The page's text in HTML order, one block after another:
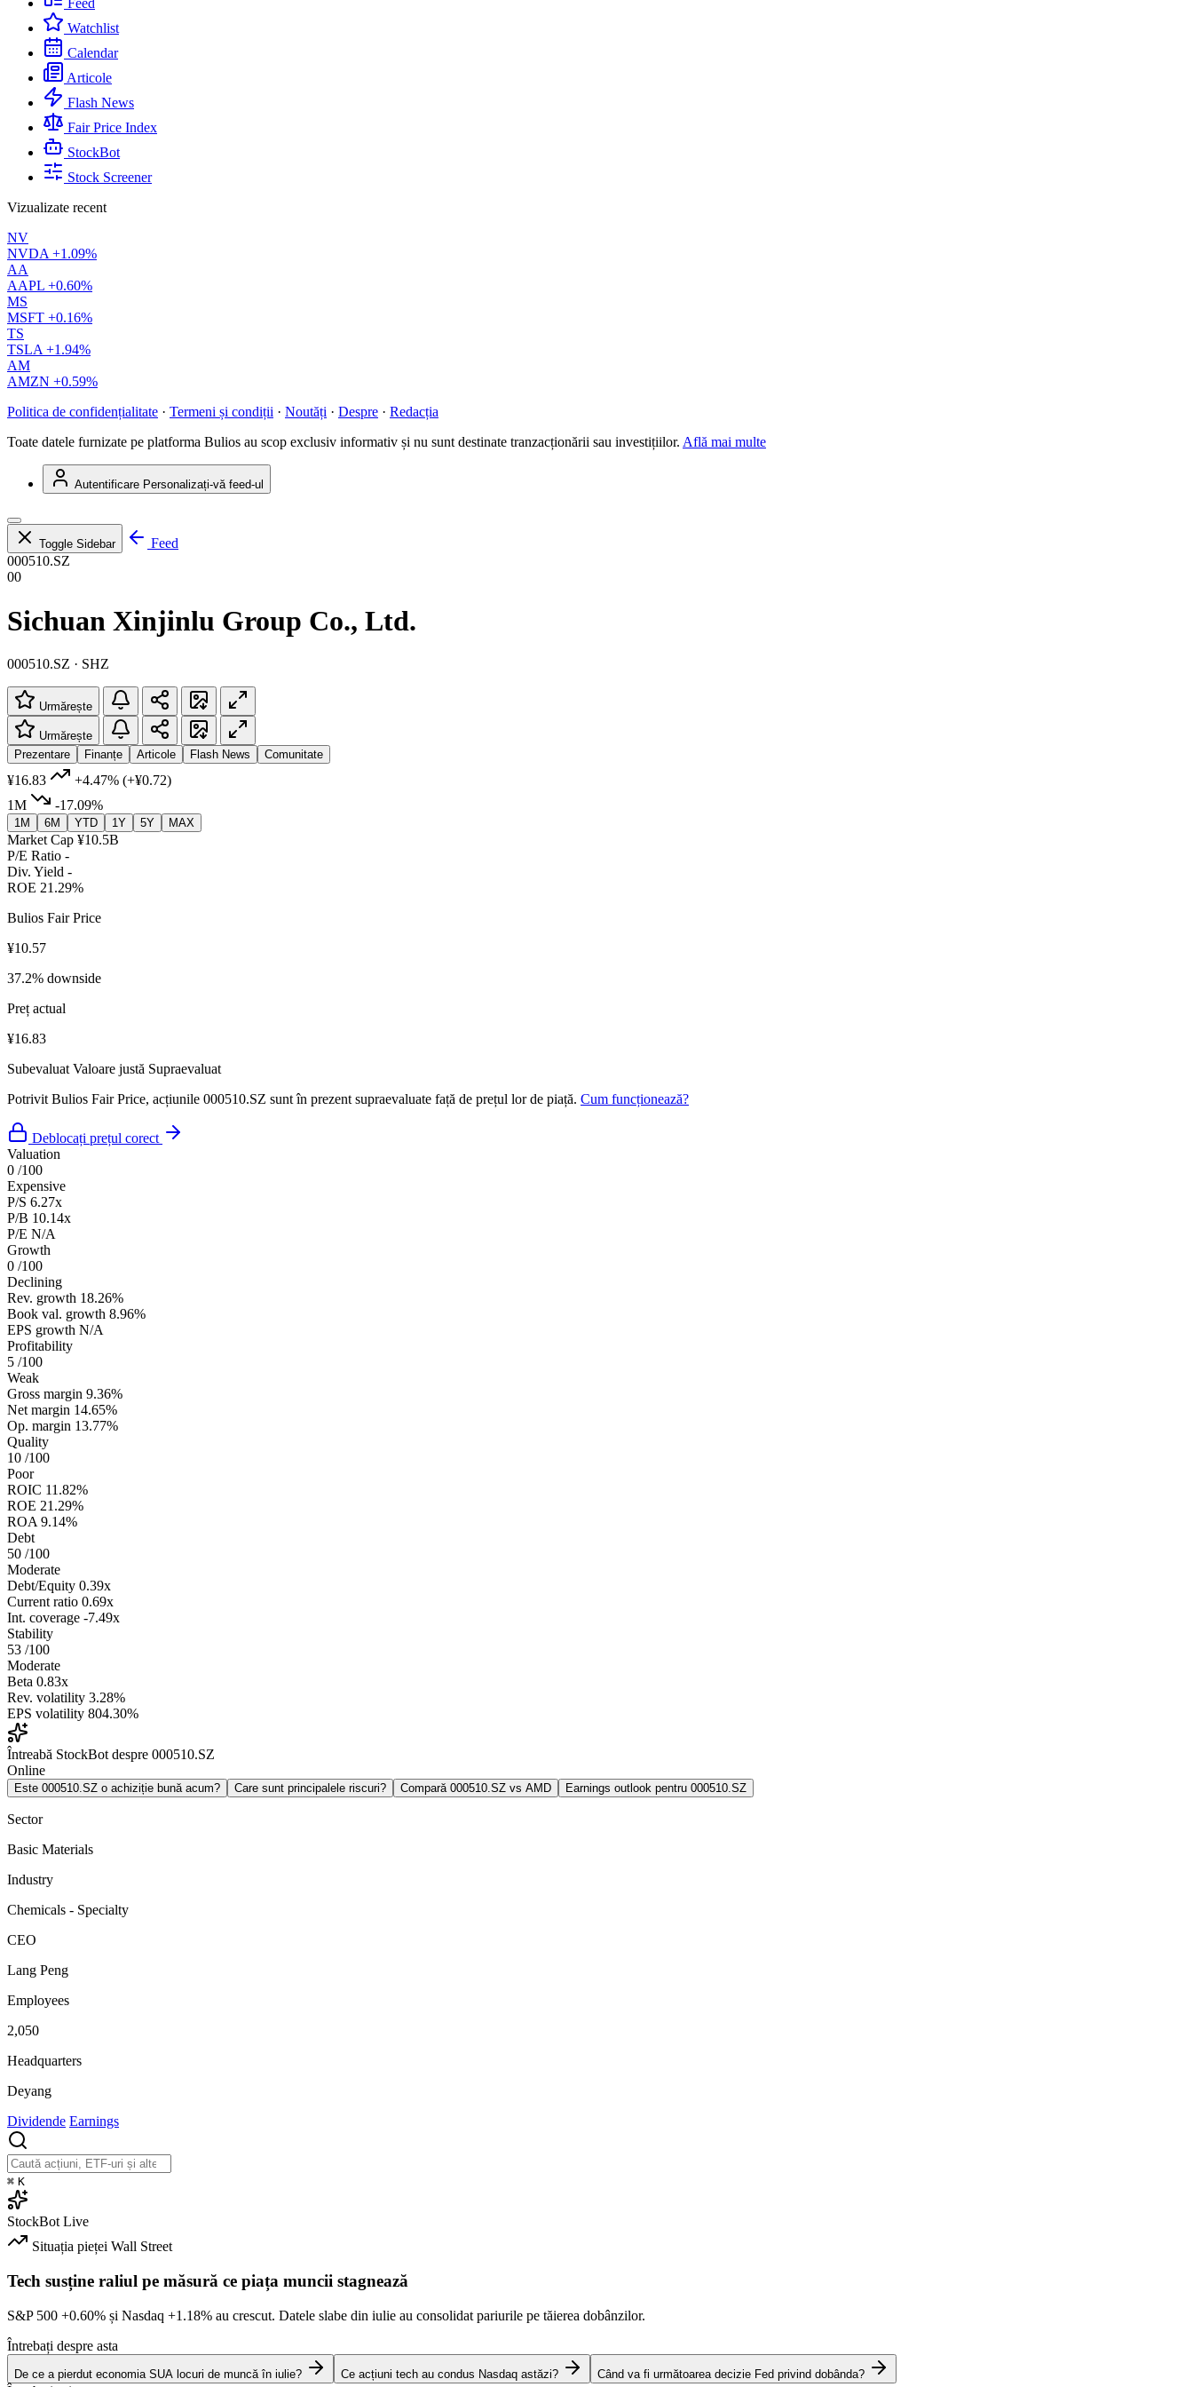
Feed
Watchlist
Calendar
Articole
Flash News
Fair Price Index
StockBot
Stock Screener
Vizualizate recent
NV
NVDA +1.09%
AA
AAPL +0.60%
MS
MSFT +0.16%
TS
TSLA +1.94%
AM
AMZN +0.59%
Politica de confidențialitate · Termeni și condiții · Noutăți · Despre · Redacția
Toate datele furnizate pe platforma Bulios au scop exclusiv informativ și nu sunt destinate tranzacționării sau investițiilor. Află mai multe
Autentificare Personalizați-vă feed-ul
Toggle Sidebar
Feed
000510.SZ
00
Sichuan Xinjinlu Group Co., Ltd.
000510.SZ · SHZ
Urmărește
Urmărește
Prezentare
Finanțe Articole Flash News Comunitate
¥16.83 +4.47% (+¥0.72)
1M
-17.09%
1M 6M YTD 1Y 5Y MAX
Market Cap ¥10.5B
P/E Ratio -
Div. Yield -
ROE 21.29%
Bulios Fair Price
¥10.57
37.2% downside
Preț actual
¥16.83
Subevaluat Valoare justă Supraevaluat
Potrivit Bulios Fair Price, acțiunile 000510.SZ sunt în prezent supraevaluate față de prețul lor de piață. Cum funcționează?
Deblocați prețul corect
Valuation
0 /100
Expensive
P/S 6.27x
P/B 10.14x
P/E N/A
Growth
0 /100
Declining
Rev. growth 18.26%
Book val. growth 8.96%
EPS growth N/A
Profitability
5 /100
Weak
Gross margin 9.36%
Net margin 14.65%
Op. margin 13.77%
Quality
10 /100
Poor
ROIC 11.82%
ROE 21.29%
ROA 9.14%
Debt
50 /100
Moderate
Debt/Equity 0.39x
Current ratio 0.69x
Int. coverage -7.49x
Stability
53 /100
Moderate
Beta 0.83x
Rev. volatility 3.28%
EPS volatility 804.30%
Întreabă StockBot despre 000510.SZ
Online
Este 000510.SZ o achiziție bună acum? Care sunt principalele riscuri? Compară 000510.SZ vs AMD Earnings outlook pentru 000510.SZ
Sector
Basic Materials
Industry
Chemicals - Specialty
CEO
Lang Peng
Employees
2,050
Headquarters
Deyang
Dividende Earnings
⌘ K
StockBot Live
Situația pieței Wall Street
Tech susține raliul pe măsură ce piața muncii stagnează
S&P 500 +0.60% și Nasdaq +1.18% au crescut. Datele slabe din iulie au consolidat pariurile pe tăierea dobânzilor.
Întrebați despre asta
De ce a pierdut economia SUA locuri de muncă în iulie? Ce acțiuni tech au condus Nasdaq astăzi? Când va fi următoarea decizie Fed privind dobânda?